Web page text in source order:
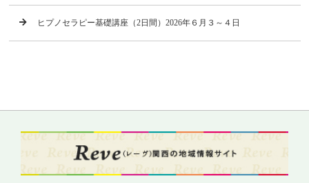
ヒプノセラピー基礎講座（2日間）2026年６月３～４日